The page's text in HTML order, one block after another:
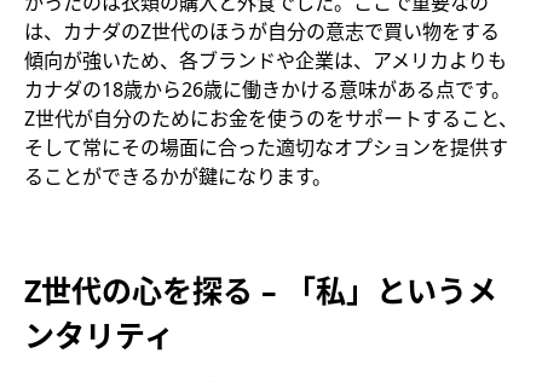
は、カナダのZ世代のほうが自分の意志で買い物をする
傾向が強いため、各ブランドや企業は、アメリカよりも
カナダの18歳から26歳に働きかける意味がある点です。
Z世代が自分のためにお金を使うのをサポートすること、
そして常にその場面に合った適切なオプションを提供す
ることができるかが鍵になります。
Z世代の心を探る – 「私」というメ
ンタリティ